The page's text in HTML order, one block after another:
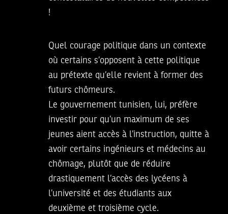
!
Quel courage politique dans un contexte
où certains s’opposent à cette politique
au prétexte qu’elle revient à former des
futurs chômeurs.
Le gouvernement tunisien, lui, préfère
investir pour qu’un maximum de ses
jeunes aient accès à l’instruction, quitte à
avoir certains ingénieurs et médecins au
chômage, plutôt que de réduire
drastiquement l’accès des lycéens à
l’université et des étudiants aux
deuxième et troisième cycle.